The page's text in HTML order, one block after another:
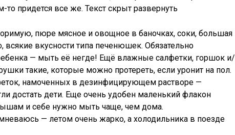
то придется все же. Текст скрыт развернуть
пюре мясное и овощное в баночках, соки, большая
всякие вкусности типа печенюшек. Обязательно
— мыть её негде! Ещё влажные салфетки, горшок и/
такие, которые можно протереть, если уронит на пол.
намоченных в дезинфицирующем растворе —
достать дети. Еще очень удобен маленький флакон
и себе нужно мыть чаще, чем дома.
— летом очень жарко, а холодильника в поезде